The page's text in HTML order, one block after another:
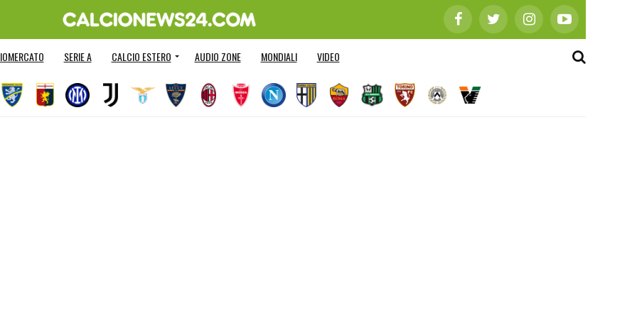
SERIE A CALCIO ESTERO AUDIO ZONE MONDIALI VIDEO